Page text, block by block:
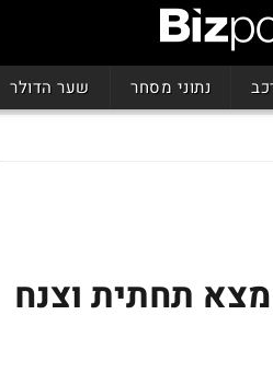
נתוני מסחר שער הדולר
תחתית וצנח